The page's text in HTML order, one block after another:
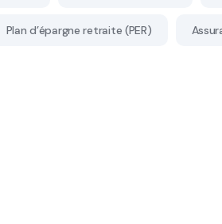
Plan d’épargne retraite (PER)